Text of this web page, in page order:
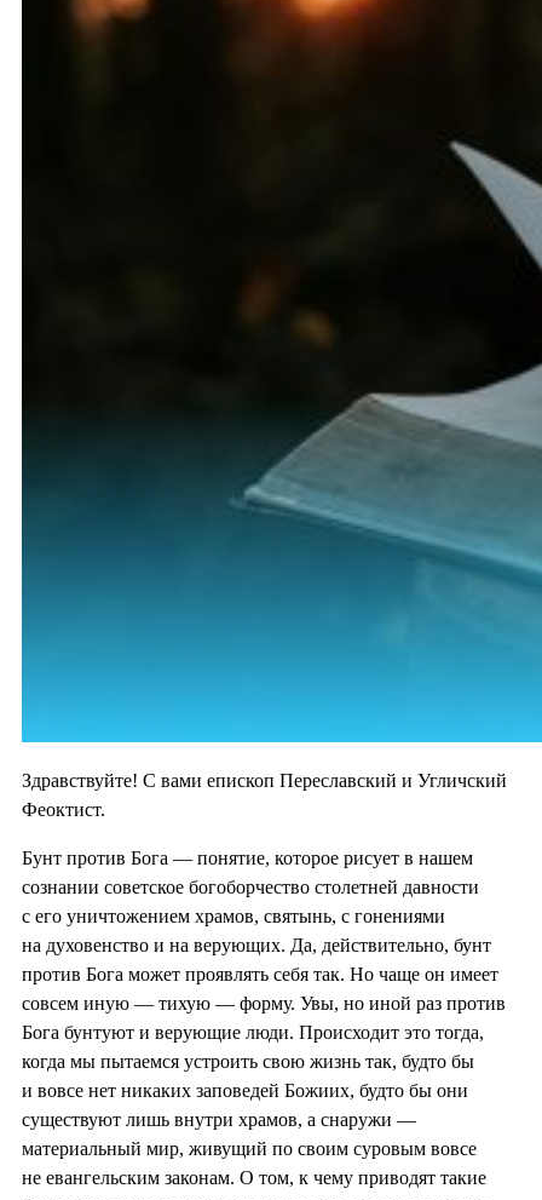
Здравствуйте! С вами епископ Переславский и Угличский
Феоктист.
Бунт против Бога — понятие, которое рисует в нашем
сознании советское богоборчество столетней давности
с его уничтожением храмов, святынь, с гонениями
на духовенство и на верующих. Да, действительно, бунт
против Бога может проявлять себя так. Но чаще он имеет
совсем иную — тихую — форму. Увы, но иной раз против
Бога бунтуют и верующие люди. Происходит это тогда,
когда мы пытаемся устроить свою жизнь так, будто бы
и вовсе нет никаких заповедей Божиих, будто бы они
существуют лишь внутри храмов, а снаружи —
материальный мир, живущий по своим суровым вовсе
не евангельским законам. О том, к чему приводят такие